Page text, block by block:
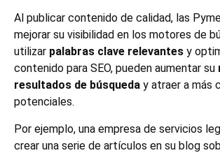
Al publicar contenido de calidad, las
mejorar su visibilidad en los motores de
utilizar palabras clave relevantes y
contenido para SEO, pueden aumentar su
resultados de búsqueda y atraer a más
potenciales.
Por ejemplo, una empresa de servicios
crear una serie de artículos en su blog